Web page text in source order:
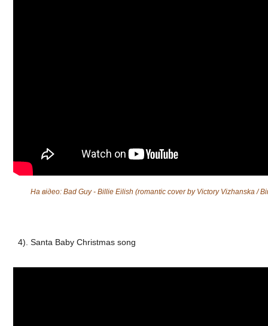
На відео: Bad Guy - Billie Eilish (romantic cover by Victory Vizhanska /
4). Santa Baby Christmas song